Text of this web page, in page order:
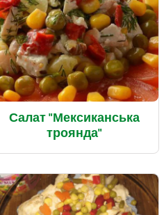
Салат "Мексиканська
троянда"